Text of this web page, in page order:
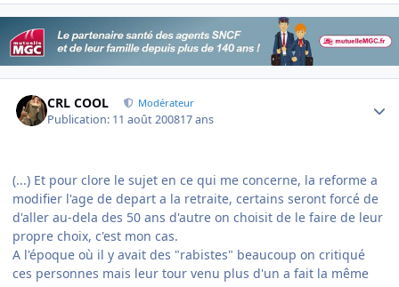
CRL COOL Modérateur
Publication: 11 août 200817 ans
(...) Et pour clore le sujet en ce qui me concerne, la reforme a
modifier l'age de depart a la retraite, certains seront forcé de
d'aller au-dela des 50 ans d'autre on choisit de le faire de leur
propre choix, c'est mon cas.
A l'époque où il y avait des "rabistes" beaucoup on critiqué
ces personnes mais leur tour venu plus d'un a fait la même